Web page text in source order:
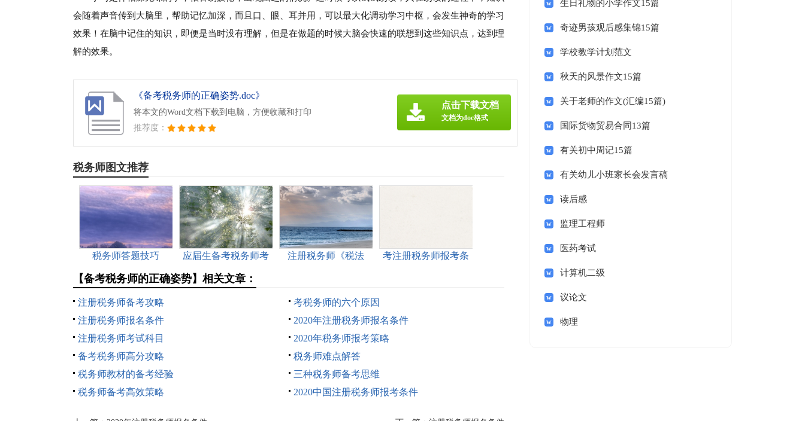
会随着声音传到大脑里，帮助记忆加深，而且口、眼、耳并用，可以最大化调动学习中枢，会发生神奇的学习
效果！在脑中记住的知识，即便是当时没有理解，但是在做题的时候大脑会快速的联想到这些知识点，达到理
解的效果。
《备考税务师的正确姿势.doc》
将本文的Word文档下载到电脑，方便收藏和打印
推荐度：
点击下载文档
文档为doc格式
税务师图文推荐
税务师答题技巧
应届生备考税务师考
注册税务师《税法
考注册税务师报考条
【备考税务师的正确姿势】相关文章：
注册税务师备考攻略
考税务师的六个原因
注册税务师报名条件
2020年注册税务师报名条件
注册税务师考试科目
2020年税务师报考策略
备考税务师高分攻略
税务师难点解答
税务师教材的备考经验
三种税务师备考思维
税务师备考高效策略
2020中国注册税务师报考条件
生日礼物的小学作文15篇
奇迹男孩观后感集锦15篇
学校教学计划范文
秋天的风景作文15篇
关于老师的作文(汇编15篇)
国际货物贸易合同13篇
有关初中周记15篇
有关幼儿小班家长会发言稿
读后感
监理工程师
医药考试
计算机二级
议论文
物理